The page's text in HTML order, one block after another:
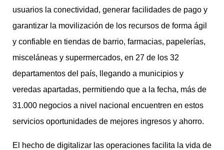
usuarios la conectividad, generar facilidades de pago y
garantizar la movilización de los recursos de forma ágil
y confiable en tiendas de barrio, farmacias, papelerías,
misceláneas y supermercados, en 27 de los 32
departamentos del país, llegando a municipios y
veredas apartadas, permitiendo que a la fecha, más de
31.000 negocios a nivel nacional encuentren en estos
servicios oportunidades de mejores ingresos y ahorro.
El hecho de digitalizar las operaciones facilita la vida de